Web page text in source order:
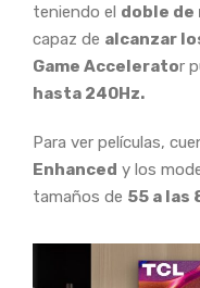
teniendo el doble de
capaz de alcanzar
Game Accelerator
hasta 240Hz.
Para ver películas,
Enhanced y los
tamaños de 55 a las